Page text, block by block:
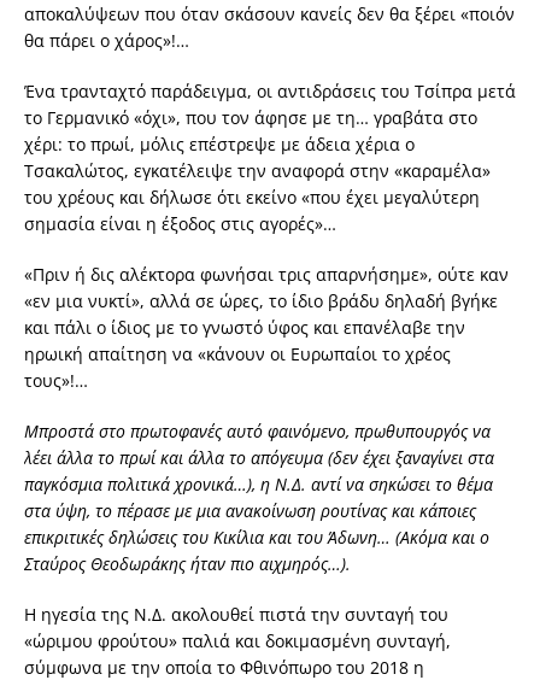
αποκαλύψεων που όταν σκάσουν κανείς δεν θα ξέρει «ποιόν
θα πάρει ο χάρος»!…
Ένα τρανταχτό παράδειγμα, οι αντιδράσεις του Τσίπρα μετά
το Γερμανικό «όχι», που τον άφησε με τη… γραβάτα στο
χέρι: το πρωί, μόλις επέστρεψε με άδεια χέρια ο
Τσακαλώτος, εγκατέλειψε την αναφορά στην «καραμέλα»
του χρέους και δήλωσε ότι εκείνο «που έχει μεγαλύτερη
σημασία είναι η έξοδος στις αγορές»…
«Πριν ή δις αλέκτορα φωνήσαι τρις απαρνήσημε», ούτε καν
«εν μια νυκτί», αλλά σε ώρες, το ίδιο βράδυ δηλαδή βγήκε
και πάλι ο ίδιος με το γνωστό ύφος και επανέλαβε την
ηρωική απαίτηση να «κάνουν οι Ευρωπαίοι το χρέος
τους»!…
Μπροστά στο πρωτοφανές αυτό φαινόμενο, πρωθυπουργός να
λέει άλλα το πρωί και άλλα το απόγευμα (δεν έχει ξαναγίνει στα
παγκόσμια πολιτικά χρονικά…), η Ν.Δ. αντί να σηκώσει το θέμα
στα ύψη, το πέρασε με μια ανακοίνωση ρουτίνας και κάποιες
επικριτικές δηλώσεις του Κικίλια και του Άδωνη… (Ακόμα και ο
Σταύρος Θεοδωράκης ήταν πιο αιχμηρός…).
Η ηγεσία της Ν.Δ. ακολουθεί πιστά την συνταγή του
«ώριμου φρούτου» παλιά και δοκιμασμένη συνταγή,
σύμφωνα με την οποία το Φθινόπωρο του 2018 η